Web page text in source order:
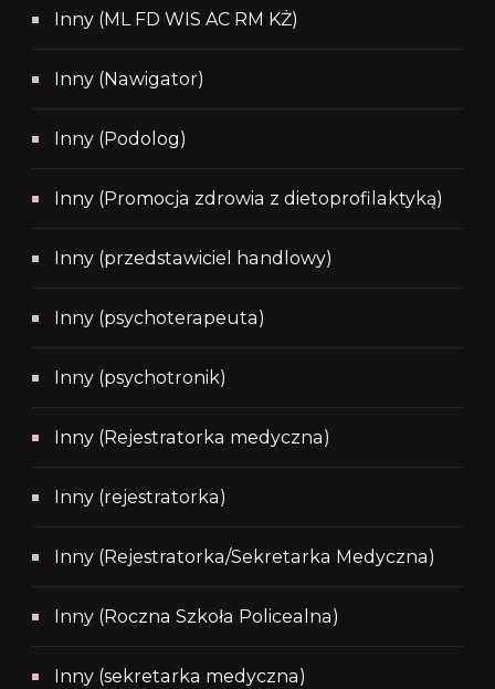
Inny (ML FD WIS AC RM KŻ)
Inny (Nawigator)
Inny (Podolog)
Inny (Promocja zdrowia z dietoprofilaktyką)
Inny (przedstawiciel handlowy)
Inny (psychoterapeuta)
Inny (psychotronik)
Inny (Rejestratorka medyczna)
Inny (rejestratorka)
Inny (Rejestratorka/Sekretarka Medyczna)
Inny (Roczna Szkoła Policealna)
Inny (sekretarka medyczna)